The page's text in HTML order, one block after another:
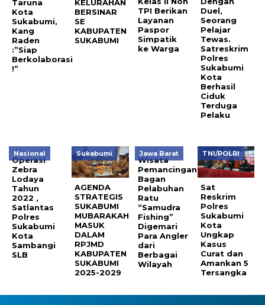
Taruna
Kota
Sukabumi,
Kang
Raden
:”Siap
Berkolaborasi
!”
KELURAHAN
BERSINAR
SE
KABUPATEN
SUKABUMI
TPI Berikan
Layanan
Paspor
Simpatik
ke Warga
Duel,
Seorang
Pelajar
Tewas.
Satreskrim
Polres
Sukabumi
Kota
Berhasil
Ciduk
Terduga
Pelaku
Nasional
Operasi
Zebra
Lodaya
Tahun
2022 ,
Satlantas
Polres
Sukabumi
Kota
Sambangi
SLB
Sukabumi
AGENDA
STRATEGIS
SUKABUMI
MUBARAKAH
MASUK
DALAM
RPJMD
KABUPATEN
SUKABUMI
2025-2029
Jawa Barat
Wisata
Pemancingan
Bagan
Pelabuhan
Ratu
“Samudra
Fishing”
Digemari
Para Angler
dari
Berbagai
Wilayah
TNI/POLRI
Sat
Reskrim
Polres
Sukabumi
Kota
Ungkap
Kasus
Curat dan
Amankan 5
Tersangka